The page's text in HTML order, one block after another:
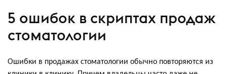
5 ошибок в скриптах продаж
стоматологии
Ошибки в продажах стоматологии обычно повторяются из